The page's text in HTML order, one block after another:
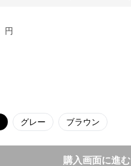
円
グレー ブラウン
購入画面に進む